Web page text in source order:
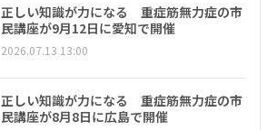
正しい知識が力になる 重症筋無力症の市
民講座が9月12日に愛知で開催
2026.07.13 13:00
正しい知識が力になる 重症筋無力症の市
民講座が8月8日に広島で開催